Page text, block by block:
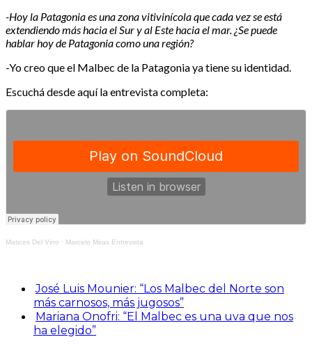
-Hoy la Patagonia es una zona vitivinícola que cada vez se está
extendiendo más hacia el Sur y al Este hacia el mar. ¿Se puede
hablar hoy de Patagonia como una región?
-Yo creo que el Malbec de la Patagonia ya tiene su identidad.
Escuchá desde aquí la entrevista completa:
Matices Del Vino · Marcelo Miras Entrevista
José Luis Mounier: “Los Malbec del Norte son
más carnosos, más jugosos”
Mariana Onofri: “El Malbec es una uva que nos
ha elegido”